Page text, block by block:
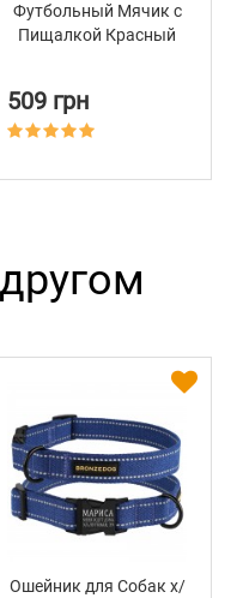
Футбольный Мячик с
Пищалкой Красный
509 грн
Ошейник для Собак х/